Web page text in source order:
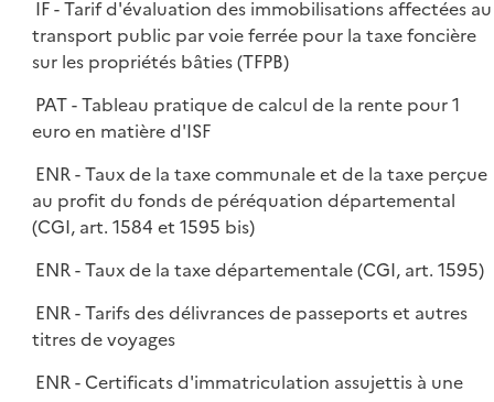
IF - Tarif d'évaluation des immobilisations affectées au
transport public par voie ferrée pour la taxe foncière
sur les propriétés bâties (TFPB)
PAT - Tableau pratique de calcul de la rente pour 1
euro en matière d'ISF
ENR - Taux de la taxe communale et de la taxe perçue
au profit du fonds de péréquation départemental
(CGI, art. 1584 et 1595 bis)
ENR - Taux de la taxe départementale (CGI, art. 1595)
ENR - Tarifs des délivrances de passeports et autres
titres de voyages
ENR - Certificats d'immatriculation assujettis à une